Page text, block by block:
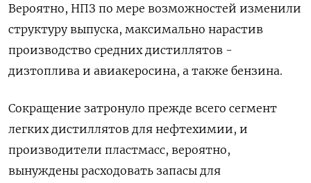
Вероятно, НПЗ по мере возможностей изменили
‌структуру выпуска, максимально нарастив
производство средних дистиллятов -
дизтоплива и авиакеросина, а также бензина.
Сокращение затронуло прежде всего сегмент
легких дистиллятов для нефтехимии, и
производители ‌пластмасс, вероятно,
вынуждены расходовать запасы для